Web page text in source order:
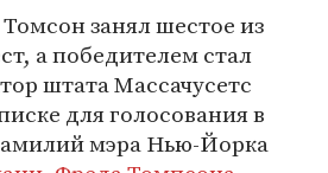
занял шестое из
а победителем стал
штата Массачусетс
для голосования в
мэра Нью-Йорка